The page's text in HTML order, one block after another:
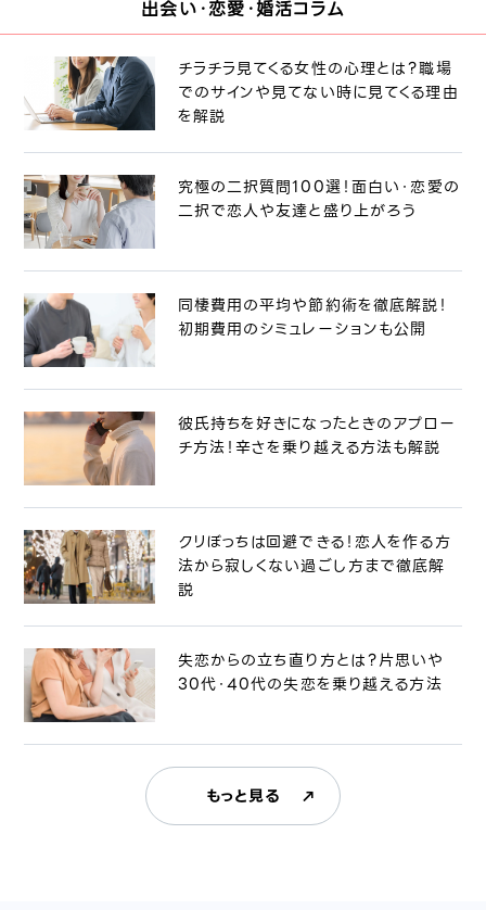
出会い・恋愛・婚活コラム
チラチラ見てくる女性の心理とは？職場
でのサインや見てない時に見てくる理由
を解説
究極の二択質問100選！面白い・恋愛の
二択で恋人や友達と盛り上がろう
同棲費用の平均や節約術を徹底解説！
初期費用のシミュレーションも公開
彼氏持ちを好きになったときのアプロー
チ方法！辛さを乗り越える方法も解説
クリぼっちは回避できる！恋人を作る方
法から寂しくない過ごし方まで徹底解
説
失恋からの立ち直り方とは？片思いや
30代・40代の失恋を乗り越える方法
もっと見る